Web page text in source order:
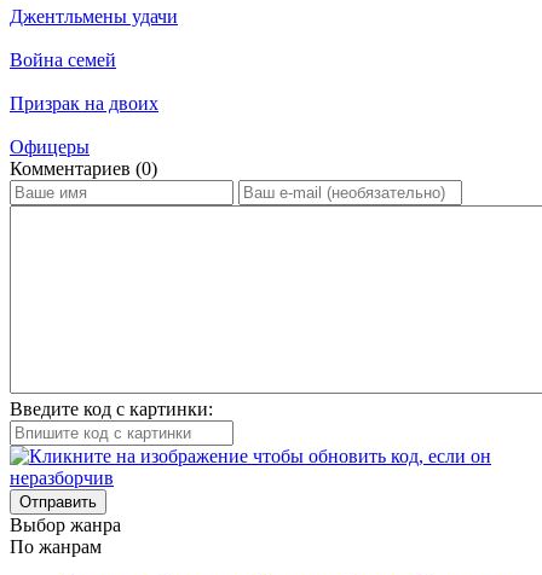
Джентльмены удачи
Война семей
Призрак на двоих
Офицеры
Ком­мен­та­ри­ев (0)
Введите код с картинки:
Отправить
Вы­бор жан­ра
По жан­рам